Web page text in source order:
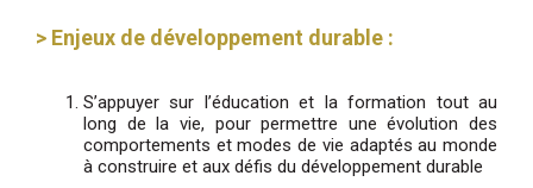
> Enjeux de développement durable :
S’appuyer sur l’éducation et la formation tout au
long de la vie, pour permettre une évolution des
comportements et modes de vie adaptés au monde
à construire et aux défis du développement durable